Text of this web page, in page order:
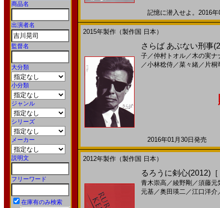
商品名
出演者名
監督名
大分類
小分類
ジャンル
シリーズ
メーカー
説明文
フリーワード
在庫有のみ検索
記憶に潜入せよ。2016
2015年製作（製作国 日本）
さらば あぶない刑事
子／仲村トオル／木の実ナ
／小林稔侍／菜々緒／ 片桐
2016年01月30日発売
2012年製作（製作国 日本）
るろうに剣心(2012)
青木崇高／綾野剛 ／須藤元
元基／奥田瑛二／江口洋介